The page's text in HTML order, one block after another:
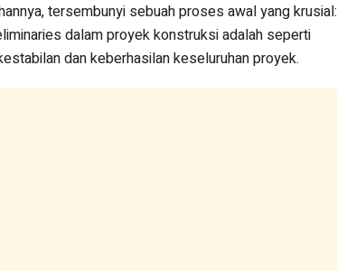
tersembunyi sebuah proses awal yang krusial:
dalam proyek konstruksi adalah seperti
dan keberhasilan keseluruhan proyek.